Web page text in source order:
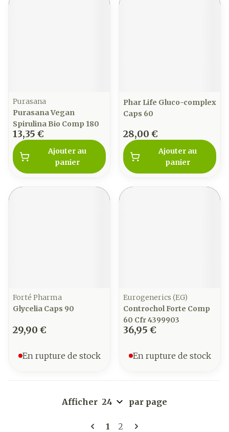
Purasana
Purasana Vegan
Spirulina Bio Comp 180
13,35 €
Ajouter au
panier
Phar Life Gluco-complex
Caps 60
28,00 €
Ajouter au
panier
Forté Pharma
Glycelia Caps 90
29,90 €
En rupture de stock
Eurogenerics (EG)
Controchol Forte Comp
60 Cfr 4399903
36,95 €
En rupture de stock
Pages
Vous lisez actuellement la
1 Page
2
Afficher par page